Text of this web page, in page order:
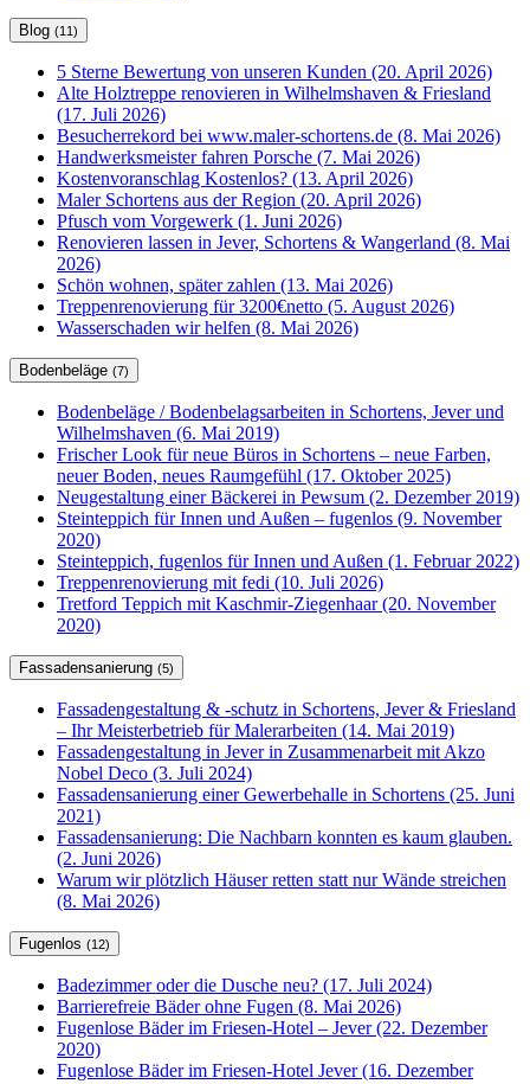
Blog (11)
5 Sterne Bewertung von unseren Kunden (20. April 2026)
Alte Holztreppe renovieren in Wilhelmshaven & Friesland
(17. Juli 2026)
Besucherrekord bei www.maler-schortens.de (8. Mai 2026)
Handwerksmeister fahren Porsche (7. Mai 2026)
Kostenvoranschlag Kostenlos? (13. April 2026)
Maler Schortens aus der Region (20. April 2026)
Pfusch vom Vorgewerk (1. Juni 2026)
Renovieren lassen in Jever, Schortens & Wangerland (8. Mai
2026)
Schön wohnen, später zahlen (13. Mai 2026)
Treppenrenovierung für 3200€netto (5. August 2026)
Wasserschaden wir helfen (8. Mai 2026)
Bodenbeläge (7)
Bodenbeläge / Bodenbelagsarbeiten in Schortens, Jever und
Wilhelmshaven (6. Mai 2019)
Frischer Look für neue Büros in Schortens – neue Farben,
neuer Boden, neues Raumgefühl (17. Oktober 2025)
Neugestaltung einer Bäckerei in Pewsum (2. Dezember 2019)
Steinteppich für Innen und Außen – fugenlos (9. November
2020)
Steinteppich, fugenlos für Innen und Außen (1. Februar 2022)
Treppenrenovierung mit fedi (10. Juli 2026)
Tretford Teppich mit Kaschmir-Ziegenhaar (20. November
2020)
Fassadensanierung (5)
Fassadengestaltung & -schutz in Schortens, Jever & Friesland
– Ihr Meisterbetrieb für Malerarbeiten (14. Mai 2019)
Fassadengestaltung in Jever in Zusammenarbeit mit Akzo
Nobel Deco (3. Juli 2024)
Fassadensanierung einer Gewerbehalle in Schortens (25. Juni
2021)
Fassadensanierung: Die Nachbarn konnten es kaum glauben.
(2. Juni 2026)
Warum wir plötzlich Häuser retten statt nur Wände streichen
(8. Mai 2026)
Fugenlos (12)
Badezimmer oder die Dusche neu? (17. Juli 2024)
Barrierefreie Bäder ohne Fugen (8. Mai 2026)
Fugenlose Bäder im Friesen-Hotel – Jever (22. Dezember
2020)
Fugenlose Bäder im Friesen-Hotel Jever (16. Dezember